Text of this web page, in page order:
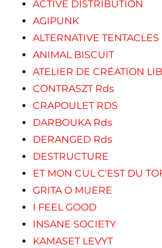
ACTIVE DISTRIBUTION
AGIPUNK
ALTERNATIVE TENTACLES
ANIMAL BISCUIT
ATELIER DE CRÉATION
CONTRASZT Rds
CRAPOULET RDS
DARBOUKA Rds
DERANGED Rds
DESTRUCTURE
ET MON CUL C'EST DU
GRITA O MUERE
I FEEL GOOD
INSANE SOCIETY
KAMASET LEVYT